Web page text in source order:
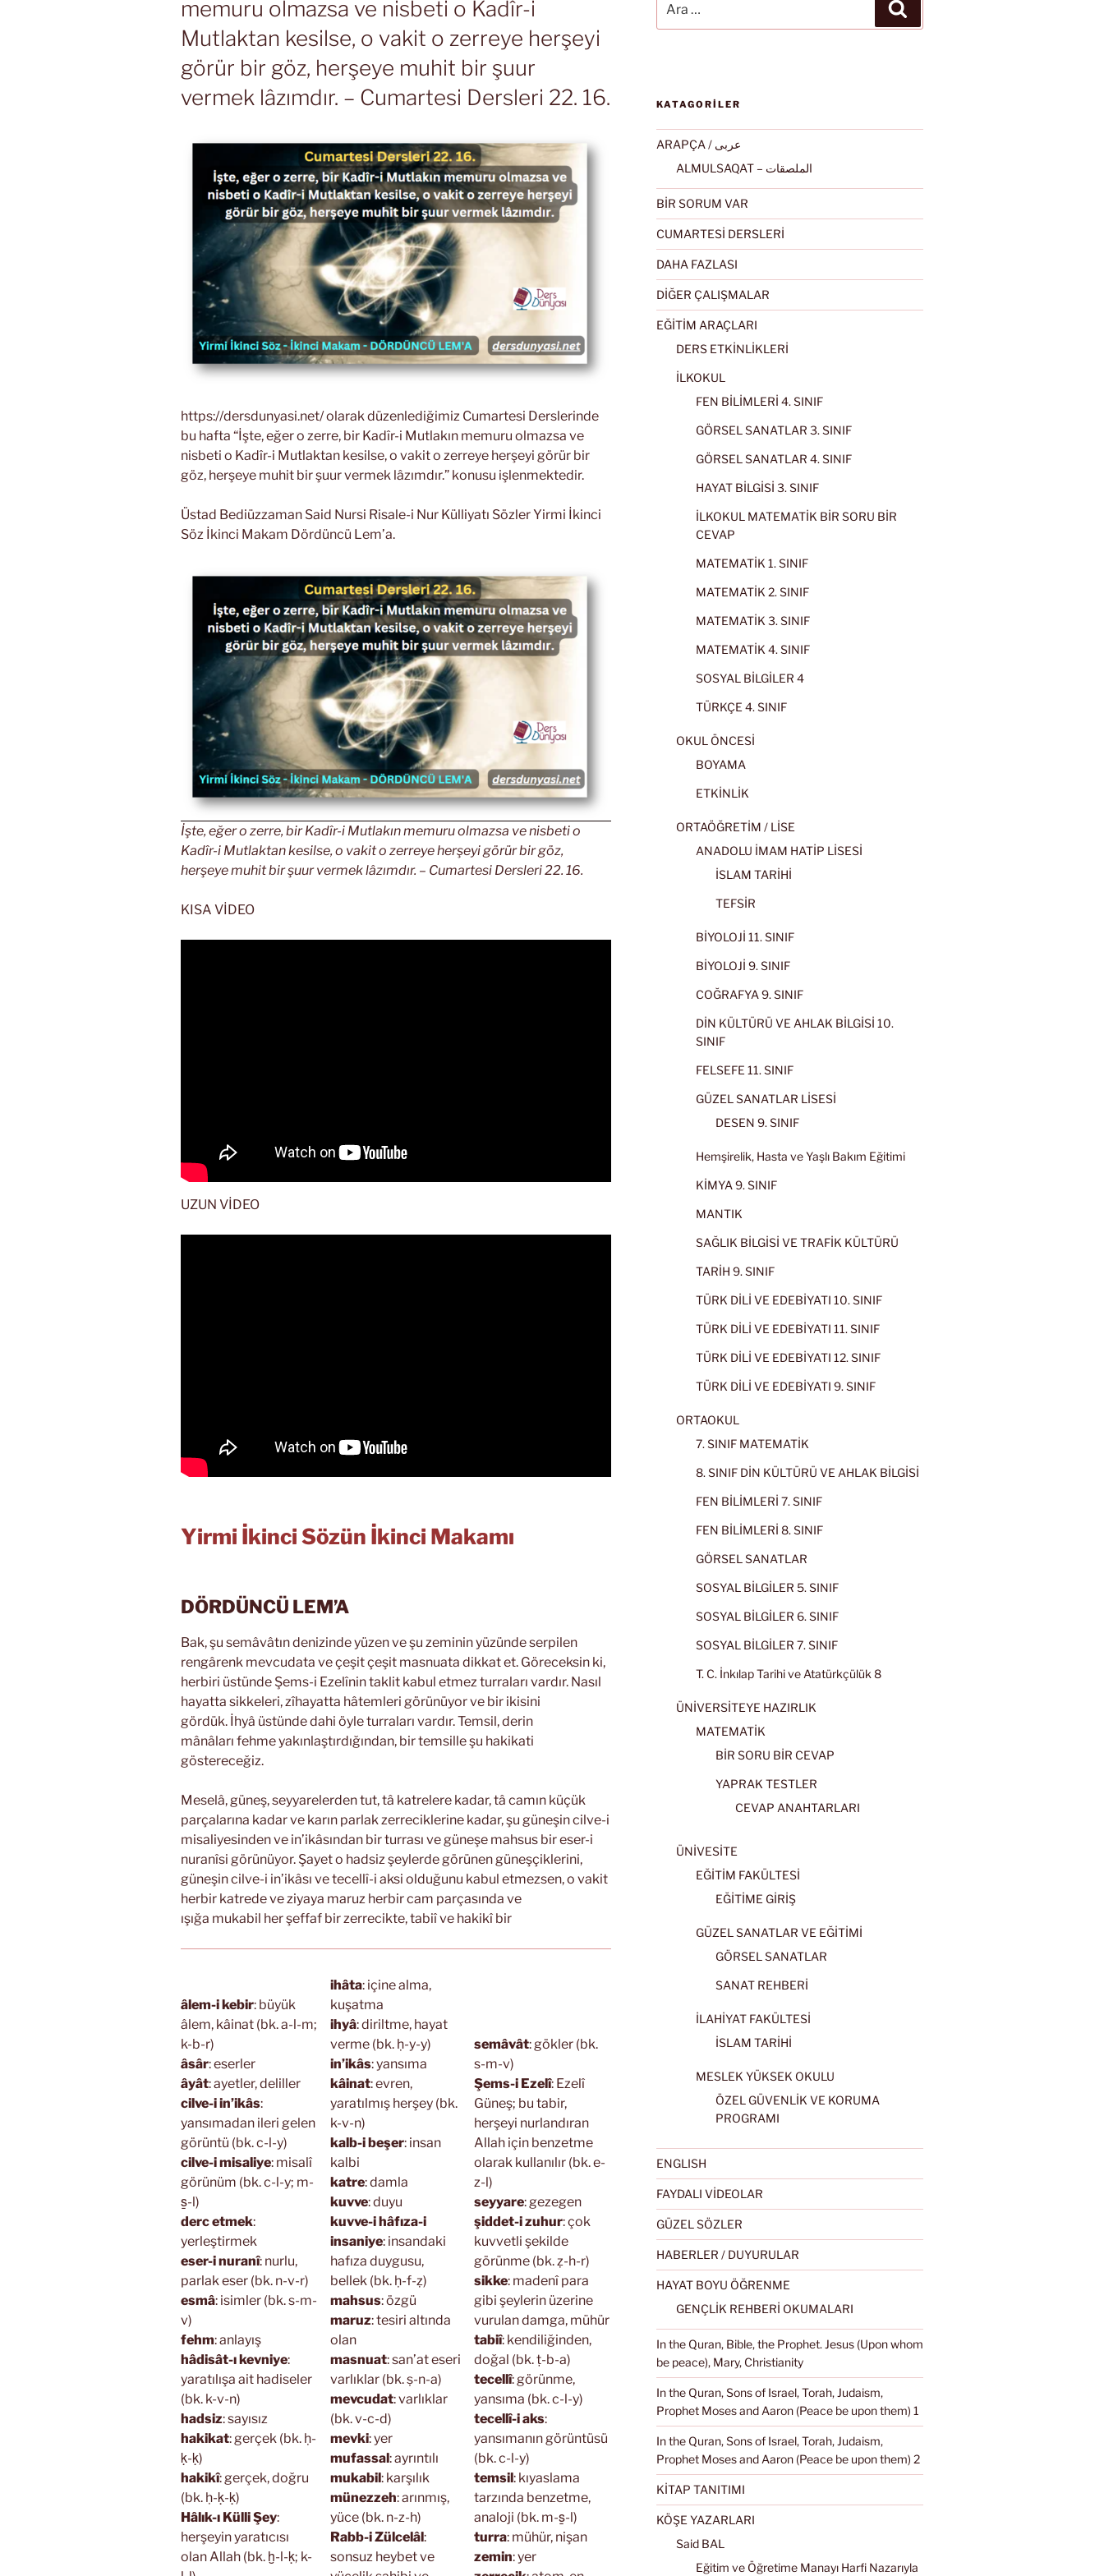
memuru olmazsa ve nisbeti o Kadîr-i
Mutlaktan kesilse, o vakit o zerreye herşeyi
görür bir göz, herşeye muhit bir şuur
vermek lâzımdır. – Cumartesi Dersleri 22. 16.
https://dersdunyasi.net/ olarak düzenlediğimiz Cumartesi Derslerinde
bu hafta “İşte, eğer o zerre, bir Kadîr-i Mutlakın memuru olmazsa ve
nisbeti o Kadîr-i Mutlaktan kesilse, o vakit o zerreye herşeyi görür bir
göz, herşeye muhit bir şuur vermek lâzımdır.” konusu işlenmektedir.
Üstad Bediüzzaman Said Nursi Risale-i Nur Külliyatı Sözler Yirmi İkinci
Söz İkinci Makam Dördüncü Lem’a.
İşte, eğer o zerre, bir Kadîr-i Mutlakın memuru olmazsa ve nisbeti o
Kadîr-i Mutlaktan kesilse, o vakit o zerreye herşeyi görür bir göz,
herşeye muhit bir şuur vermek lâzımdır. – Cumartesi Dersleri 22. 16.
KISA VİDEO
UZUN VİDEO
Yirmi İkinci Sözün İkinci Makamı
DÖRDÜNCÜ LEM’A
Bak, şu semâvâtın denizinde yüzen ve şu zeminin yüzünde serpilen
rengârenk mevcudata ve çeşit çeşit masnuata dikkat et. Göreceksin ki,
herbiri üstünde Şems-i Ezelînin taklit kabul etmez turraları vardır. Nasıl
hayatta sikkeleri, zîhayatta hâtemleri görünüyor ve bir ikisini
gördük. İhyâ üstünde dahi öyle turraları vardır. Temsil, derin
mânâları fehme yakınlaştırdığından, bir temsille şu hakikati
göstereceğiz.
Meselâ, güneş, seyyarelerden tut, tâ katrelere kadar, tâ camın küçük
parçalarına kadar ve karın parlak zerreciklerine kadar, şu güneşin cilve-i
misaliyesinden ve in’ikâsından bir turrası ve güneşe mahsus bir eser-i
nuranîsi görünüyor. Şayet o hadsiz şeylerde görünen güneşçiklerini,
güneşin cilve-i in’ikâsı ve tecellî-i aksi olduğunu kabul etmezsen, o vakit
herbir katrede ve ziyaya maruz herbir cam parçasında ve
ışığa mukabil her şeffaf bir zerrecikte, tabiî ve hakikî bir
âlem-i kebir: büyük
âlem, kâinat (bk. a-l-m;
k-b-r)
âsâr: eserler
âyât: ayetler, deliller
cilve-i in’ikâs:
yansımadan ileri gelen
görüntü (bk. c-l-y)
cilve-i misaliye: misalî
görünüm (bk. c-l-y; m-
s̱-l)
derc etmek:
yerleştirmek
eser-i nuranî: nurlu,
parlak eser (bk. n-v-r)
esmâ: isimler (bk. s-m-
v)
fehm: anlayış
hâdisât-ı kevniye:
yaratılışa ait hadiseler
(bk. k-v-n)
hadsiz: sayısız
hakikat: gerçek (bk. ḥ-
ḳ-ḳ)
hakikî: gerçek, doğru
(bk. ḥ-ḳ-ḳ)
Hâlık-ı Külli Şey:
herşeyin yaratıcısı
olan Allah (bk. ḫ-l-ḳ; k-
ihâta: içine alma,
kuşatma
ihyâ: diriltme, hayat
verme (bk. ḥ-y-y)
in’ikâs: yansıma
kâinat: evren,
yaratılmış herşey (bk.
k-v-n)
kalb-i beşer: insan
kalbi
katre: damla
kuvve: duyu
kuvve-i hâfıza-i
insaniye: insandaki
hafıza duygusu,
bellek (bk. ḥ-f-ẓ)
mahsus: özgü
maruz: tesiri altında
olan
masnuat: san’at eseri
varlıklar (bk. ṣ-n-a)
mevcudat: varlıklar
(bk. v-c-d)
mevki: yer
mufassal: ayrıntılı
mukabil: karşılık
münezzeh: arınmış,
yüce (bk. n-z-h)
Rabb-i Zülcelâl:
sonsuz heybet ve
semâvât: gökler (bk.
s-m-v)
Şems-i Ezelî: Ezelî
Güneş; bu tabir,
herşeyi nurlandıran
Allah için benzetme
olarak kullanılır (bk. e-
z-l)
seyyare: gezegen
şiddet-i zuhur: çok
kuvvetli şekilde
görünme (bk. ẓ-h-r)
sikke: madenî para
gibi şeylerin üzerine
vurulan damga, mühür
tabiî: kendiliğinden,
doğal (bk. ṭ-b-a)
tecellî: görünme,
yansıma (bk. c-l-y)
tecellî-i aks:
yansımanın görüntüsü
(bk. c-l-y)
temsil: kıyaslama
tarzında benzetme,
analoji (bk. m-s̱-l)
turra: mühür, nişan
zemin: yer
KATAGORİLER
ARAPÇA / عربى
ALMULSAQAT – الملصقات
BİR SORUM VAR
CUMARTESİ DERSLERİ
DAHA FAZLASI
DİĞER ÇALIŞMALAR
EĞİTİM ARAÇLARI
DERS ETKİNLİKLERİ
İLKOKUL
FEN BİLİMLERİ 4. SINIF
GÖRSEL SANATLAR 3. SINIF
GÖRSEL SANATLAR 4. SINIF
HAYAT BİLGİSİ 3. SINIF
İLKOKUL MATEMATİK BİR SORU BİR
CEVAP
MATEMATİK 1. SINIF
MATEMATİK 2. SINIF
MATEMATİK 3. SINIF
MATEMATİK 4. SINIF
SOSYAL BİLGİLER 4
TÜRKÇE 4. SINIF
OKUL ÖNCESİ
BOYAMA
ETKİNLİK
ORTAÖĞRETİM / LİSE
ANADOLU İMAM HATİP LİSESİ
İSLAM TARİHİ
TEFSİR
BİYOLOJİ 11. SINIF
BİYOLOJİ 9. SINIF
COĞRAFYA 9. SINIF
DİN KÜLTÜRÜ VE AHLAK BİLGİSİ 10.
SINIF
FELSEFE 11. SINIF
GÜZEL SANATLAR LİSESİ
DESEN 9. SINIF
Hemşirelik, Hasta ve Yaşlı Bakım Eğitimi
KİMYA 9. SINIF
MANTIK
SAĞLIK BİLGİSİ VE TRAFİK KÜLTÜRÜ
TARİH 9. SINIF
TÜRK DİLİ VE EDEBİYATI 10. SINIF
TÜRK DİLİ VE EDEBİYATI 11. SINIF
TÜRK DİLİ VE EDEBİYATI 12. SINIF
TÜRK DİLİ VE EDEBİYATI 9. SINIF
ORTAOKUL
7. SINIF MATEMATİK
8. SINIF DİN KÜLTÜRÜ VE AHLAK BİLGİSİ
FEN BİLİMLERİ 7. SINIF
FEN BİLİMLERİ 8. SINIF
GÖRSEL SANATLAR
SOSYAL BİLGİLER 5. SINIF
SOSYAL BİLGİLER 6. SINIF
SOSYAL BİLGİLER 7. SINIF
T. C. İnkılap Tarihi ve Atatürkçülük 8
ÜNİVERSİTEYE HAZIRLIK
MATEMATİK
BİR SORU BİR CEVAP
YAPRAK TESTLER
CEVAP ANAHTARLARI
ÜNİVESİTE
EĞİTİM FAKÜLTESİ
EĞİTİME GİRİŞ
GÜZEL SANATLAR VE EĞİTİMİ
GÖRSEL SANATLAR
SANAT REHBERİ
İLAHİYAT FAKÜLTESİ
İSLAM TARİHİ
MESLEK YÜKSEK OKULU
ÖZEL GÜVENLİK VE KORUMA
PROGRAMI
ENGLISH
FAYDALI VİDEOLAR
GÜZEL SÖZLER
HABERLER / DUYURULAR
HAYAT BOYU ÖĞRENME
GENÇLİK REHBERİ OKUMALARI
In the Quran, Bible, the Prophet. Jesus (Upon whom
be peace), Mary, Christianity
In the Quran, Sons of Israel, Torah, Judaism,
Prophet Moses and Aaron (Peace be upon them) 1
In the Quran, Sons of Israel, Torah, Judaism,
Prophet Moses and Aaron (Peace be upon them) 2
KİTAP TANITIMI
KÖŞE YAZARLARI
Said BAL
Eğitim ve Öğretime Manayı Harfi Nazarıyla